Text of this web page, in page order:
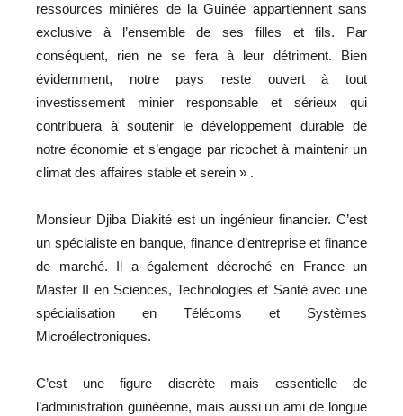
ressources minières de la Guinée appartiennent sans
exclusive à l’ensemble de ses filles et fils. Par
conséquent, rien ne se fera à leur détriment. Bien
évidemment, notre pays reste ouvert à tout
investissement minier responsable et sérieux qui
contribuera à soutenir le développement durable de
notre économie et s’engage par ricochet à maintenir un
climat des affaires stable et serein » .
Monsieur Djiba Diakité est un ingénieur financier. C’est
un spécialiste en banque, finance d’entreprise et finance
de marché. Il a également décroché en France un
Master II en Sciences, Technologies et Santé avec une
spécialisation en Télécoms et Systèmes
Microélectroniques.
C’est une figure discrète mais essentielle de
l’administration guinéenne, mais aussi un ami de longue